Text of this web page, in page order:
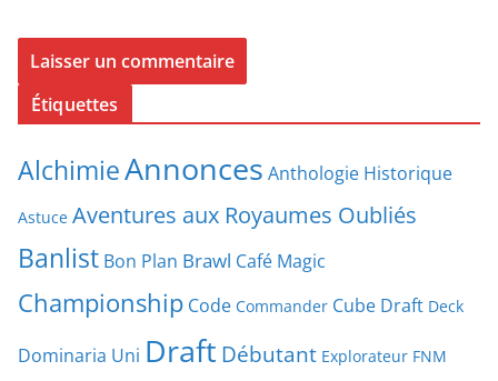
Étiquettes
AlchimieAnnonces Anthologie Historique
Astuce Aventures aux Royaumes Oubliés
Banlist Bon Plan Brawl Café Magic
Championship Code Commander Cube Draft Deck
Dominaria Uni Draft Débutant Explorateur FNM